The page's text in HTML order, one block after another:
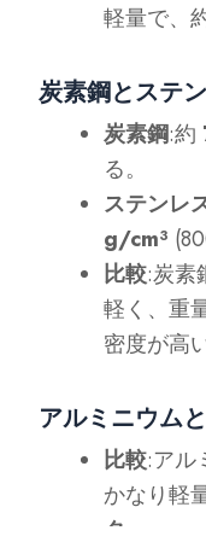
軽量で、
炭素鋼とステ
炭素鋼:約
る。
ステンレ
g/cm³
比較:炭素
軽く、重
密度が高い
アルミニウム
比較:アル
かなり軽
ター